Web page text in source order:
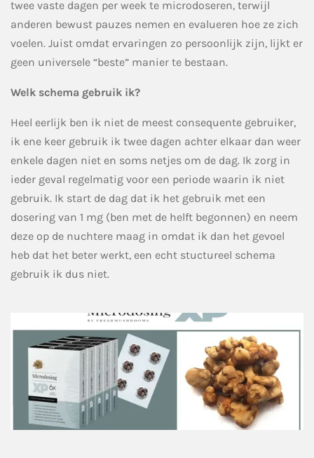
twee vaste dagen per week te microdoseren, terwijl
anderen bewust pauzes nemen en evalueren hoe ze zich
voelen. Juist omdat ervaringen zo persoonlijk zijn, lijkt er
geen universele “beste” manier te bestaan.
Welk schema gebruik ik?
Heel eerlijk ben ik niet de meest consequente gebruiker,
ik ene keer gebruik ik twee dagen achter elkaar dan weer
enkele dagen niet en soms netjes om de dag. Ik zorg in
ieder geval regelmatig voor een periode waarin ik niet
gebruik. Ik start de dag dat ik het gebruik met een
dosering van 1 mg (ben met de helft begonnen) en neem
deze op de nuchtere maag in omdat ik dan het gevoel
heb dat het beter werkt, een echt stuctureel schema
gebruik ik dus niet.